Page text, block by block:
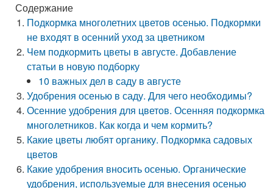
Содержание
Подкормка многолетних цветов осенью. Подкормки
не входят в осенний уход за цветником
Чем подкормить цветы в августе. Добавление
статьи в новую подборку
10 важных дел в саду в августе
Удобрения осенью в саду. Для чего необходимы?
Осенние удобрения для цветов. Осенняя подкормка
многолетников. Как когда и чем кормить?
Какие цветы любят органику. Подкормка садовых
цветов
Какие удобрения вносить осенью. Органические
удобрения, используемые для внесения осенью